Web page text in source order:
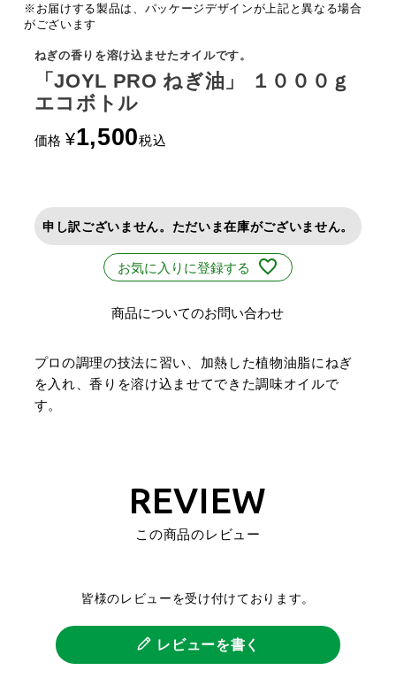
※お届けする製品は、パッケージデザインが上記と異なる場合
がございます
ねぎの香りを溶け込ませたオイルです。
「JOYL PRO ねぎ油」 １０００ｇ
エコボトル
価格 ¥1,500税込
申し訳ございません。ただいま在庫がございません。
お気に入りに登録する
商品についてのお問い合わせ
プロの調理の技法に習い、加熱した植物油脂にねぎ
を入れ、香りを溶け込ませてできた調味オイルで
す。
REVIEW
この商品のレビュー
皆様のレビューを受け付けております。
レビューを書く